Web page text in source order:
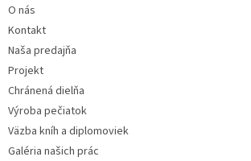
O nás
Kontakt
Naša predajňa
Projekt
Chránená dielňa
Výroba pečiatok
Väzba kníh a diplomoviek
Galéria našich prác